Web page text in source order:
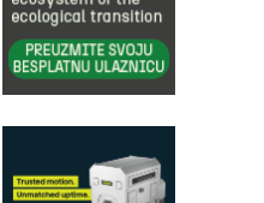
– Napredna
hidrauličkim i
vizuelne priče
Rittal
vašu pametnu